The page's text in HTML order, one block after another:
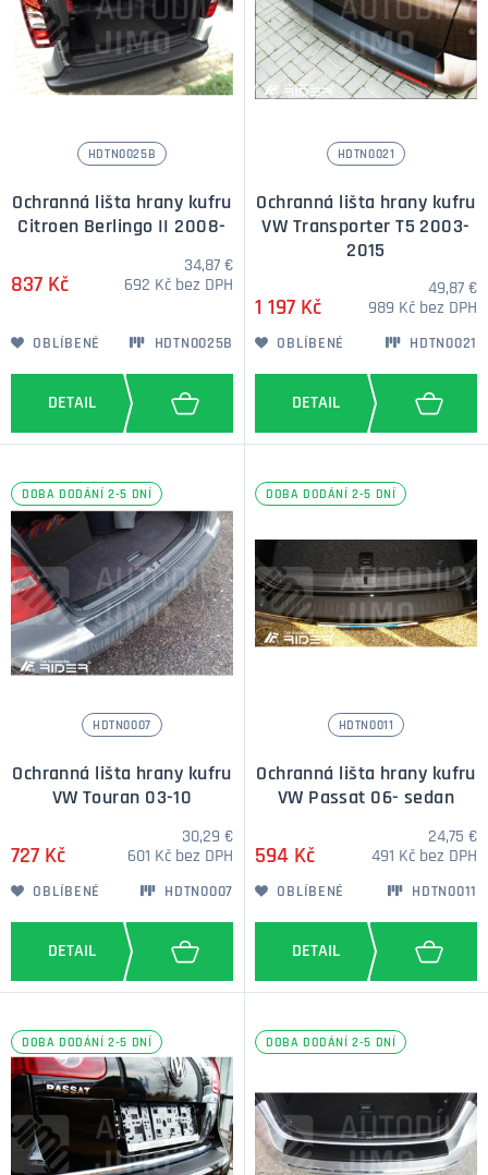
HDTN0025B
Ochranná lišta hrany kufru
Citroen Berlingo II 2008-
837 Kč
34,87 €
692 Kč bez DPH
OBLÍBENÉ HDTN0025B
HDTN0021
Ochranná lišta hrany kufru
VW Transporter T5 2003-
2015
1 197 Kč
49,87 €
989 Kč bez DPH
OBLÍBENÉ HDTN0021
DOBA DODÁNÍ 2-5 DNÍ
HDTN0007
Ochranná lišta hrany kufru
VW Touran 03-10
727 Kč
30,29 €
601 Kč bez DPH
OBLÍBENÉ HDTN0007
DOBA DODÁNÍ 2-5 DNÍ
HDTN0011
Ochranná lišta hrany kufru
VW Passat 06- sedan
594 Kč
24,75 €
491 Kč bez DPH
OBLÍBENÉ HDTN0011
DOBA DODÁNÍ 2-5 DNÍ DOBA DODÁNÍ 2-5 DNÍ